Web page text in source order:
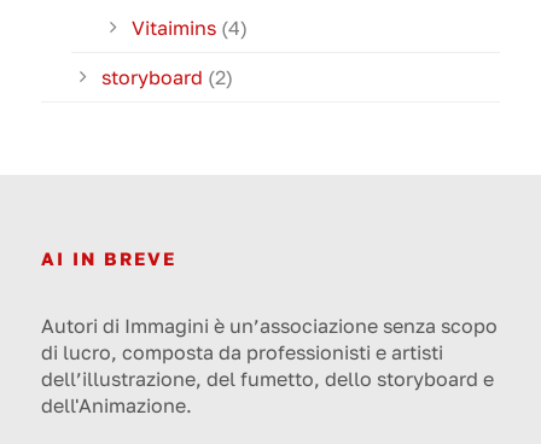
Vitaimins (4)
storyboard (2)
AI IN BREVE
Autori di Immagini è un’associazione senza scopo
di lucro, composta da professionisti e artisti
dell’illustrazione, del fumetto, dello storyboard e
dell'Animazione.